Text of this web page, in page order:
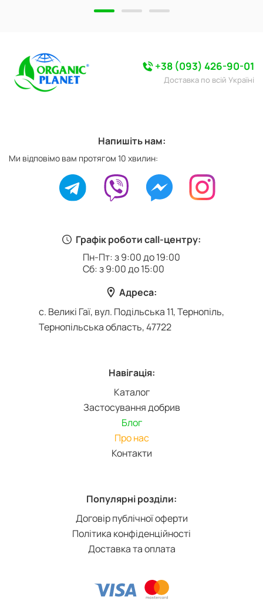
+38 (093) 426-90-01
Доставка по всій Україні
Графік роботи call-центру:
Пн-Пт: з 9:00 до 19:00
Сб: з 9:00 до 15:00
Адреса:
с. Великі Гаї, вул. Подільська 11, Тернопіль,
Тернопільська область, 47722
Навігація:
Каталог
Застосування добрив
Блог
Про нас
Контакти
Популярні розділи:
Договір публічної оферти
Політика конфіденційності
Доставка та оплата
Напишіть нам:
Ми відповімо вам протягом 10 хвилин: